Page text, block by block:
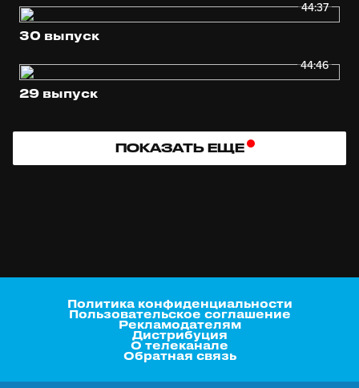
44:37
30 выпуск
44:46
29 выпуск
ПОКАЗАТЬ ЕЩЕ
Политика конфиденциальности
Пользовательское соглашение
Рекламодателям
Дистрибуция
О телеканале
Обратная связь